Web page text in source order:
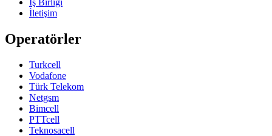
İletişim
Operatörler
Turkcell
Vodafone
Türk Telekom
Netgsm
Bimcell
PTTcell
Teknosacell